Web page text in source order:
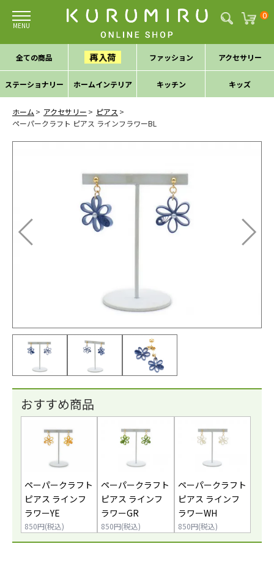
0
全ての商品 再入荷 ファッション アクセサリー
ステーショナリー ホームインテリア キッチン キッズ
ホーム アクセサリー
ピアス
ペーパークラフト ピアス ラインフラワーBL
おすすめ商品
ペーパークラフト
ピアス ラインフ
ラワーYE
850円(税込)
ペーパークラフト
ピアス ラインフ
ラワーGR
850円(税込)
ペーパークラフト
ピアス ラインフ
ラワーWH
850円(税込)